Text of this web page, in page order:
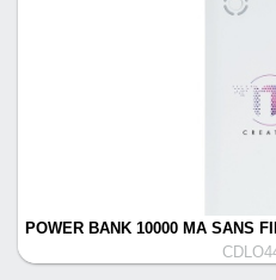
POWER BANK 10000 MA SANS